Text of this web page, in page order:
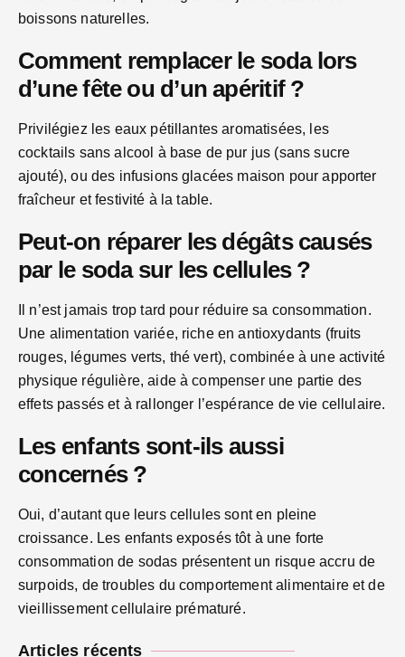
boissons naturelles.
Comment remplacer le soda lors
d’une fête ou d’un apéritif ?
Privilégiez les eaux pétillantes aromatisées, les
cocktails sans alcool à base de pur jus (sans sucre
ajouté), ou des infusions glacées maison pour apporter
fraîcheur et festivité à la table.
Peut-on réparer les dégâts causés
par le soda sur les cellules ?
Il n’est jamais trop tard pour réduire sa consommation.
Une alimentation variée, riche en antioxydants (fruits
rouges, légumes verts, thé vert), combinée à une activité
physique régulière, aide à compenser une partie des
effets passés et à rallonger l’espérance de vie cellulaire.
Les enfants sont-ils aussi
concernés ?
Oui, d’autant que leurs cellules sont en pleine
croissance. Les enfants exposés tôt à une forte
consommation de sodas présentent un risque accru de
surpoids, de troubles du comportement alimentaire et de
vieillissement cellulaire prématuré.
Articles récents